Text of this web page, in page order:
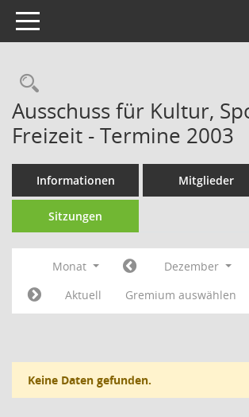
Toggle navigation
Rechercheauswahl
Ausschuss für Kultur,
Freizeit - Termine 2003
Informationen Mitglieder
Sitzungen
Monat Dezember
Aktuell
Gremium auswählen
Keine Daten gefunden.